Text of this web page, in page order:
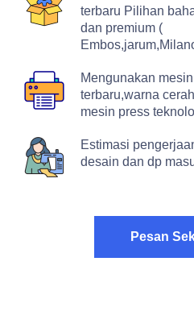
terbaru Pilihan
dan premium (
Mengunakan
terbaru,warna
mesin press
Estimasi
desain dan dp
Pesan